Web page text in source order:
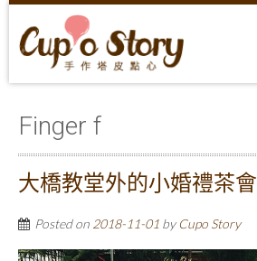
Finger f
大橋教堂外的小婚禮茶會
Posted on 2018-11-01 by Cupo Story